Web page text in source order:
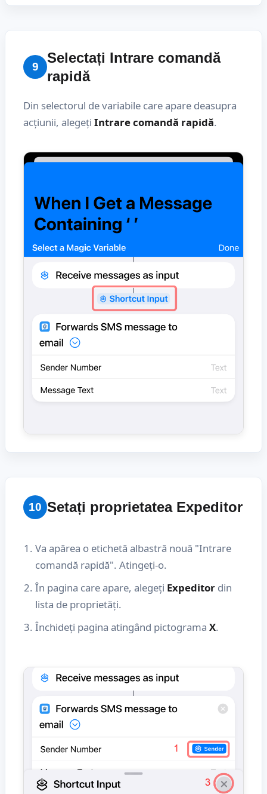
9
Selectați Intrare comandă
rapidă
Din selectorul de variabile care apare deasupra
acțiunii, alegeți Intrare comandă rapidă.
10 Setați proprietatea Expeditor
Va apărea o etichetă albastră nouă "Intrare
comandă rapidă". Atingeți-o.
În pagina care apare, alegeți Expeditor din
lista de proprietăți.
Închideți pagina atingând pictograma X.